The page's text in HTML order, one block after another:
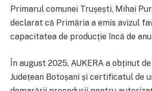
Primarul comunei Trușești, Mihai
declarat că Primăria a emis avizul
capacitatea de producție încă de
În august 2025, AUKERA a obținut
Județean Botoșani și certificatul de